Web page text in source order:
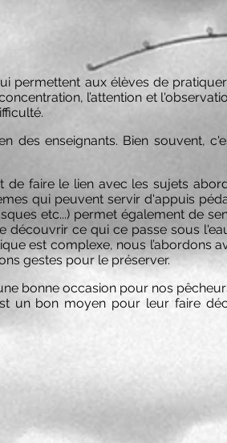
permettent aux élèves de
l’attention et
des enseignants. Bien souvent,
faire le lien avec les sujets
qui peuvent servir d'appuis
etc...) permet également de
ce qui ce passe sous
est complexe, nous l’abordons
gestes pour le préserver.
bonne occasion pour nos
un bon moyen pour leur faire